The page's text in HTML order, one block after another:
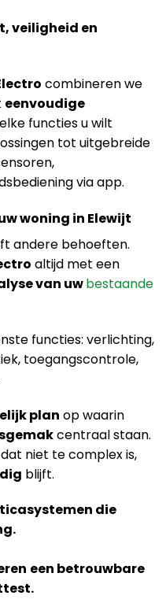
veiligheid en
combineren we
eenvoudige
functies u wilt
tot uitgebreide
via app.
woning in Elewijt
andere behoeften.
altijd met een
van uwbestaande
functies: verlichting,
toegangscontrole,
plan op waarin
centraal staan.
niet te complex is,
blijft.
die
een betrouwbare